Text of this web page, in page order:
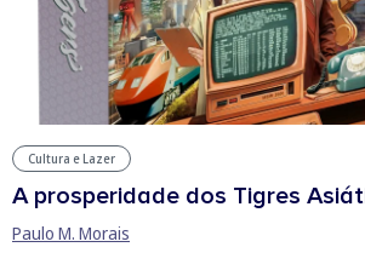
Cultura e Lazer
A prosperidade dos Tigres
Paulo M. Morais